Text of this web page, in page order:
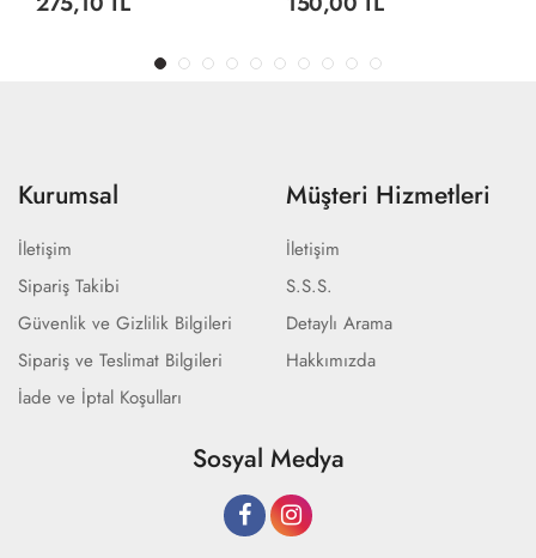
Kurumsal
İletişim
Sipariş Takibi
Güvenlik ve Gizlilik Bilgileri
Sipariş ve Teslimat Bilgileri
İade ve İptal Koşulları
Müşteri Hizmetleri
İletişim
S.S.S.
Detaylı Arama
Hakkımızda
Sosyal Medya